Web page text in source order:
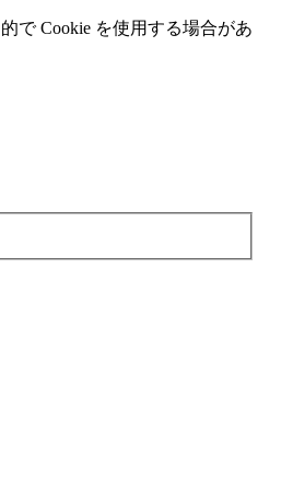
で Cookie を使⽤する場合があ